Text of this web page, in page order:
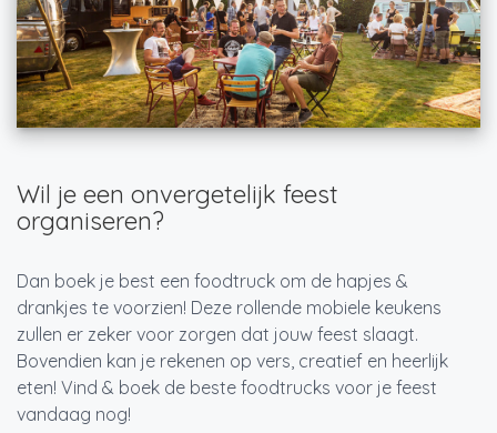
Wil je een onvergetelijk feest
organiseren?
Dan boek je best een foodtruck om de hapjes &
drankjes te voorzien! Deze rollende mobiele keukens
zullen er zeker voor zorgen dat jouw feest slaagt.
Bovendien kan je rekenen op vers, creatief en heerlijk
eten! Vind & boek de beste foodtrucks voor je feest
vandaag nog!